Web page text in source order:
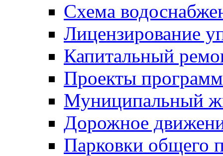
Схема
Лицензирование
Капитальный
Проекты программ
Муниципальный
Дорожное
Парковки общего